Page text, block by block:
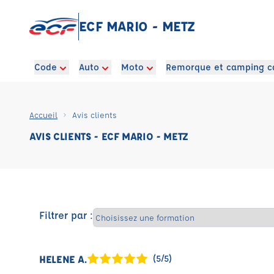
ECF MARIO - METZ
Code Auto Moto Remorque et camping
Accueil Avis clients
AVIS CLIENTS - ECF MARIO - METZ
Filtrer par :
HELENE A. (5/5)